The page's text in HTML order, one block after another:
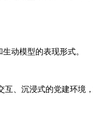
动模型的表现形式。
、沉浸式的党建环境